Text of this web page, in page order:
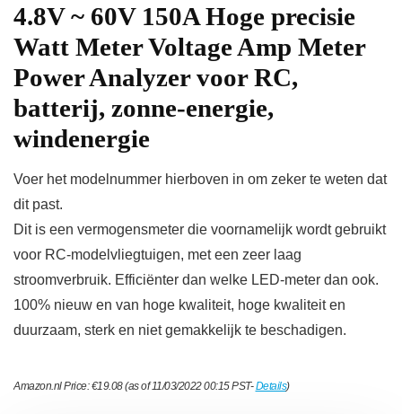
4.8V ~ 60V 150A Hoge precisie
Watt Meter Voltage Amp Meter
Power Analyzer voor RC,
batterij, zonne-energie,
windenergie
Voer het modelnummer hierboven in om zeker te weten dat
dit past.
Dit is een vermogensmeter die voornamelijk wordt gebruikt
voor RC-modelvliegtuigen, met een zeer laag
stroomverbruik. Efficiënter dan welke LED-meter dan ook.
100% nieuw en van hoge kwaliteit, hoge kwaliteit en
duurzaam, sterk en niet gemakkelijk te beschadigen.
Amazon.nl Price:€19.08(as of 11/03/2022 00:15 PST-Details)